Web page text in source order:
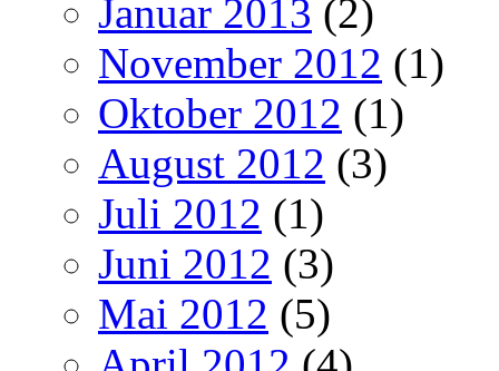
Januar 2013 (2)
November 2012 (1)
Oktober 2012 (1)
August 2012 (3)
Juli 2012 (1)
Juni 2012 (3)
Mai 2012 (5)